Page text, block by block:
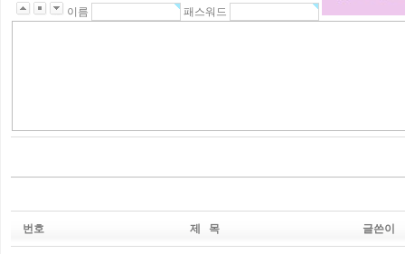
이름 패스워드
번호 제 목 글쓴이